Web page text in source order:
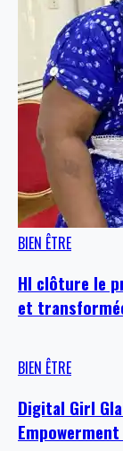
BIEN ÊTRE
HI clôture le
et
BIEN ÊTRE
Digital Girl